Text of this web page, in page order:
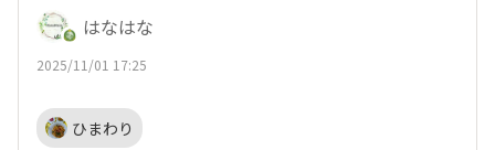
はなはな
2025/11/01 17:25
ひまわり